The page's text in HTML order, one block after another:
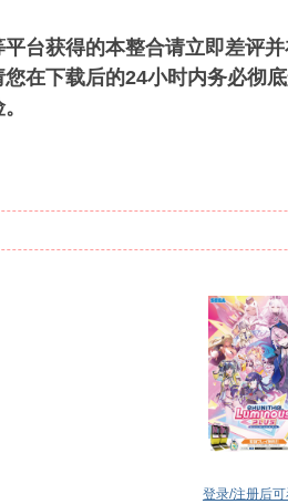
台获得的本整合请立即差评
在下载后的24小时内务必彻
登录/注册后可